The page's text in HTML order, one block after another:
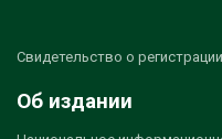
Свидетельство о
Об издании